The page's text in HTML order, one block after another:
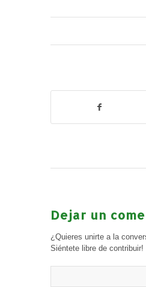
Dejar un
¿Quieres unirte a la
Siéntete libre de contribuir!